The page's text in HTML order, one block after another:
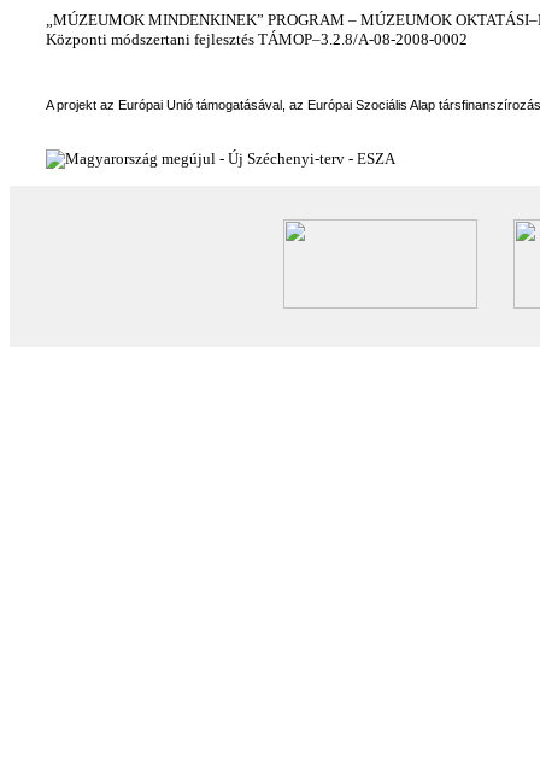
„MÚZEUMOK MINDENKINEK” PROGRAM – MÚZEUMOK
Központi módszertani fejlesztés TÁMOP–3.2.8/A-08-2008-0002
A projekt az Európai Unió támogatásával, az Európai Szociális Alap